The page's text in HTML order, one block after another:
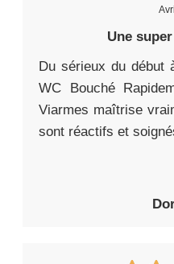
Une
Du sérieux du début
WC Bouché
Viarmes maîtrise
sont réactifs et